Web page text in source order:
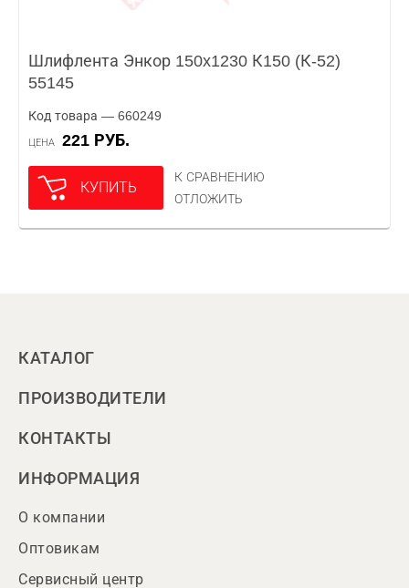
Шлифлента Энкор 150x1230 К150 (К-52)
55145
Код товара — 660249
ЦЕНА 221 РУБ.
КУПИТЬ
К СРАВНЕНИЮ
ОТЛОЖИТЬ
КАТАЛОГ
ПРОИЗВОДИТЕЛИ
КОНТАКТЫ
ИНФОРМАЦИЯ
О компании
Оптовикам
Сервисный центр